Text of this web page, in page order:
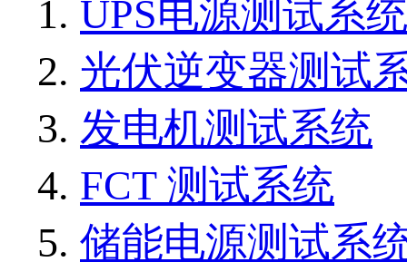
UPS电源测试系统
光伏逆变器测试
发电机测试系统
FCT 测试系统
储能电源测试系